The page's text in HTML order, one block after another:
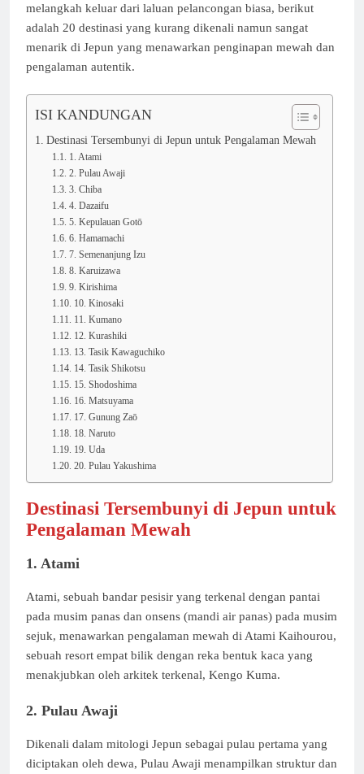
melangkah keluar dari laluan pelancongan biasa, berikut
adalah 20 destinasi yang kurang dikenali namun sangat
menarik di Jepun yang menawarkan penginapan mewah dan
pengalaman autentik.
ISI KANDUNGAN
Destinasi Tersembunyi di Jepun untuk Pengalaman Mewah
1. Atami
2. Pulau Awaji
3. Chiba
4. Dazaifu
5. Kepulauan Gotō
6. Hamamachi
7. Semenanjung Izu
8. Karuizawa
9. Kirishima
10. Kinosaki
11. Kumano
12. Kurashiki
13. Tasik Kawaguchiko
14. Tasik Shikotsu
15. Shodoshima
16. Matsuyama
17. Gunung Zaō
18. Naruto
19. Uda
20. Pulau Yakushima
Destinasi Tersembunyi di Jepun untuk
Pengalaman Mewah
1. Atami
Atami, sebuah bandar pesisir yang terkenal dengan pantai
pada musim panas dan onsens (mandi air panas) pada musim
sejuk, menawarkan pengalaman mewah di Atami Kaihourou,
sebuah resort empat bilik dengan reka bentuk kaca yang
menakjubkan oleh arkitek terkenal, Kengo Kuma.
2. Pulau Awaji
Dikenali dalam mitologi Jepun sebagai pulau pertama yang
diciptakan oleh dewa, Pulau Awaji menampilkan struktur dan